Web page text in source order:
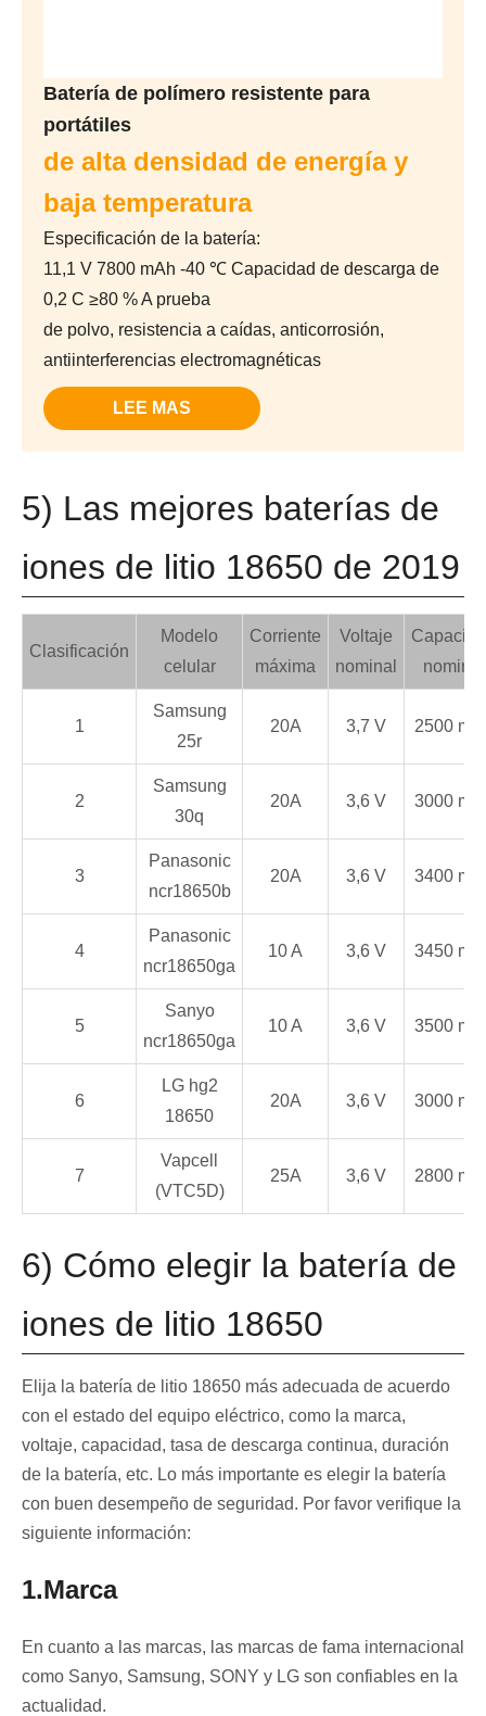
Batería de polímero resistente para
portátiles
de alta densidad de energía y
baja temperatura
Especificación de la batería:
11,1 V 7800 mAh -40 ℃ Capacidad de descarga de
0,2 C ≥80 % A prueba
de polvo, resistencia a caídas, anticorrosión,
antiinterferencias electromagnéticas
LEE MAS
5) Las mejores baterías de
iones de litio 18650 de 2019
Clasificación
Modelo
celular
Corriente
máxima
Voltaje
nominal
nominal
1
Samsung
25r
20A 3,7 V 2500
2
Samsung
30q
20A 3,6 V 3000
3
Panasonic
ncr18650b
20A 3,6 V 3400
4
Panasonic
ncr18650ga
10 A 3,6 V 3450
5
Sanyo
ncr18650ga
10 A 3,6 V 3500
6
LG hg2
18650
20A 3,6 V 3000
7
Vapcell
(VTC5D)
25A 3,6 V 2800
6) Cómo elegir la batería de
iones de litio 18650
Elija la batería de litio 18650 más adecuada de acuerdo
con el estado del equipo eléctrico, como la marca,
voltaje, capacidad, tasa de descarga continua, duración
de la batería, etc. Lo más importante es elegir la batería
con buen desempeño de seguridad. Por favor verifique la
siguiente información:
1.Marca
En cuanto a las marcas, las marcas de fama internacional
como Sanyo, Samsung, SONY y LG son confiables en la
actualidad.